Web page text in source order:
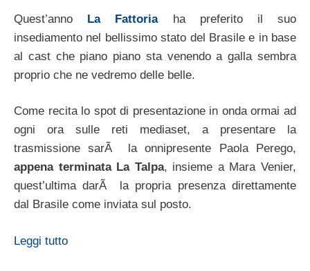
Quest’anno La Fattoriaha preferito il suo
insediamento nel bellissimo stato del Brasile e in base
al cast che piano piano sta venendo a galla sembra
proprio che ne vedremo delle belle.
Come recita lo spot di presentazione in onda ormai ad
ogni ora sulle reti mediaset, a presentare la
trasmissione sarÃ la onnipresente Paola Perego,
appena terminata La Talpa, insieme a Mara Venier,
quest’ultima darÃ la propria presenza direttamente
dal Brasile come inviata sul posto.
Leggi tutto